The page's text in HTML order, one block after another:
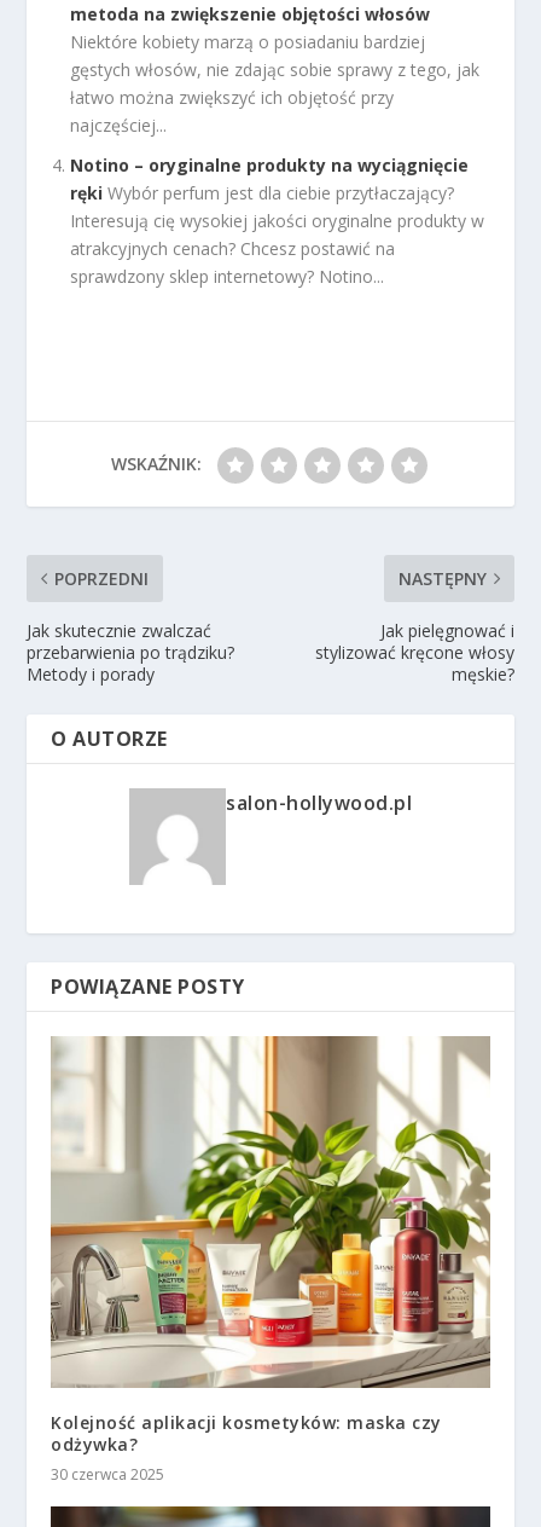
metoda na zwiększenie objętości włosów
Niektóre kobiety marzą o posiadaniu bardziej
gęstych włosów, nie zdając sobie sprawy z tego, jak
łatwo można zwiększyć ich objętość przy
najczęściej...
Notino – oryginalne produkty na wyciągnięcie
ręki Wybór perfum jest dla ciebie przytłaczający?
Interesują cię wysokiej jakości oryginalne produkty w
atrakcyjnych cenach? Chcesz postawić na
sprawdzony sklep internetowy? Notino...
WSKAŹNIK:
POPRZEDNI
Jak skutecznie zwalczać
przebarwienia po trądziku?
Metody i porady
NASTĘPNY
Jak pielęgnować i
stylizować kręcone włosy
męskie?
O AUTORZE
salon-hollywood.pl
POWIĄZANE POSTY
Kolejność aplikacji kosmetyków: maska czy
odżywka?
30 czerwca 2025